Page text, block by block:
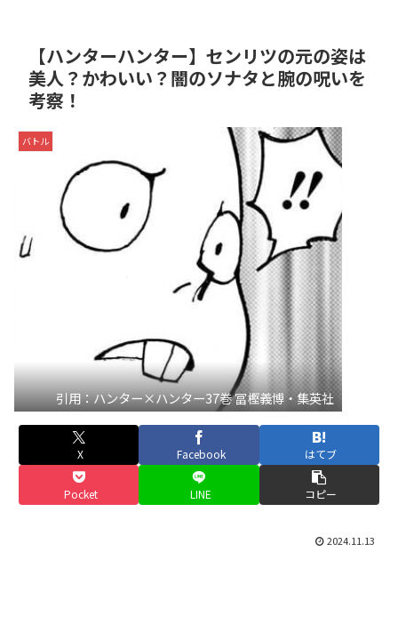
【ハンターハンター】センリツの元の姿は
美人？かわいい？闇のソナタと腕の呪いを
考察！
バトル
引用：ハンター×ハンター37巻 冨樫義博・集英社
X Facebook はてブ
Pocket LINE コピー
2024.11.13